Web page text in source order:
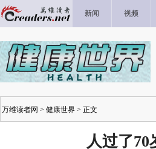
新闻 视频
万维读者网 > 健康世界 > 正文
人过了